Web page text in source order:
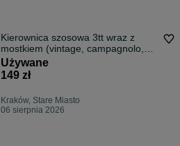
Kierownica szosowa 3tt wraz z
mostkiem (vintage, campagnolo,
columbus)
Używane
149 zł
Kraków, Stare Miasto
06 sierpnia 2026